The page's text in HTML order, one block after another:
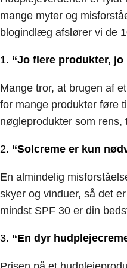
mange myter og
blogindlæg afslører vi de
1. “Jo flere produkter, jo
Mange tror, at brugen af
for mange produkter føre
nøgleprodukter som rens,
2. “Solcreme er kun
En almindelig
skyer og vinduer, så det
mindst SPF 30 er din
3. “En dyr